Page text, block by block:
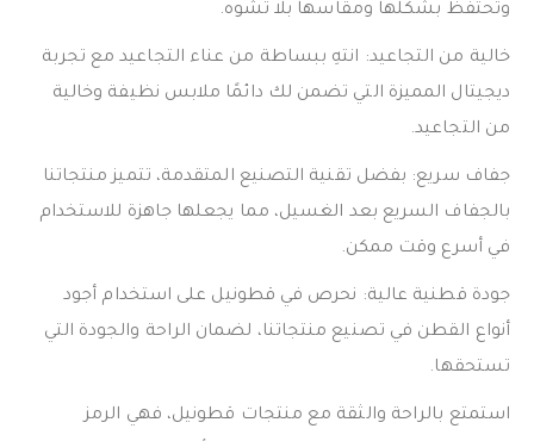
وتحتفظ بشكلها ومقاسها بلا تشوه.
خالية من التجاعيد: انتهِ ببساطة من عناء التجاعيد مع تجربة
ديجيتال المميزة التي تضمن لك دائمًا ملابس نظيفة وخالية
من التجاعيد.
جفاف سريع: بفضل تقنية التصنيع المتقدمة، تتميز منتجاتنا
بالجفاف السريع بعد الغسيل، مما يجعلها جاهزة للاستخدام
في أسرع وقت ممكن.
جودة قطنية عالية: نحرص في قطونيل على استخدام أجود
أنواع القطن في تصنيع منتجاتنا، لضمان الراحة والجودة التي
تستحقها.
استمتع بالراحة والثقة مع منتجات قطونيل، فهي الرمز